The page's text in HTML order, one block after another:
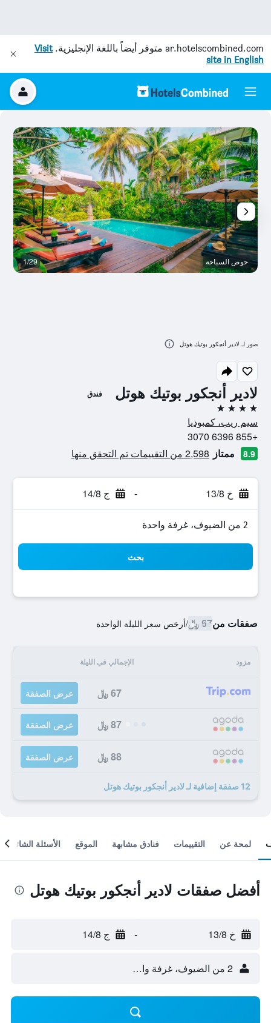
ar.hotelscombined.com متوفر أيضاً باللغة الإنجليزية.Visit
site in English
لادير أنجكور بوتيك هوتل فندق
4 نجوم
سيم ريب، كمبوديا
+855 6396 3070
8.9 ممتاز 2,598 من التقييمات تم التحقق منها
خ 13/8 - ج 14/8
2 من الضيوف، غرفة واحدة
بحث
صفقات من67 ﷼ /أرخص سعر الليلة الواحدة
مزود الإجمالي في الليلة
67 ﷼ عرض الصفقة
87 ﷼ عرض الصفقة
88 ﷼ عرض الصفقة
12 صفقة إضافية لـ لادير أنجكور بوتيك هوتل
حوض السباحة 1/29
صور لـ لادير أنجكور بوتيك هوتل
لمحة عن التقييمات فنادق مشابهة الموقع الأسئلة الشائعة
أفضل صفقات لادير أنجكور بوتيك هوتل
خ 13/8 - ج 14/8
2 من الضيوف، غرفة واحدة